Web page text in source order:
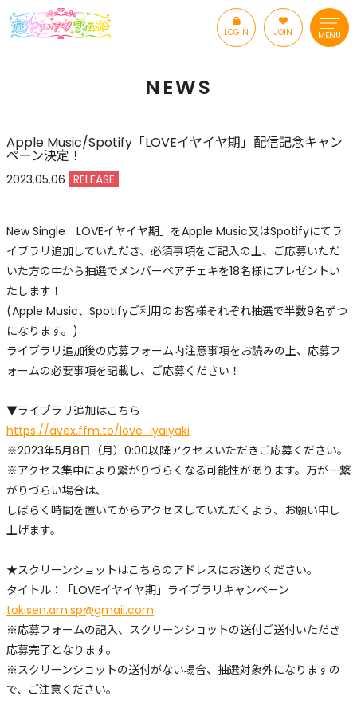
LOGIN JOIN MENU
NEWS
Apple Music/Spotify「LOVEイヤイヤ期」配信記念キャン
ペーン決定！
2023.05.06 RELEASE
New Single「LOVEイヤイヤ期」をApple Music又はSpotifyにてラ
イブラリ追加していただき、必須事項をご記入の上、ご応募いただ
いた方の中から抽選でメンバーペアチェキを18名様にプレゼントい
たします！
(Apple Music、Spotifyご利用のお客様それぞれ抽選で半数9名ずつ
になります。)
ライブラリ追加後の応募フォーム内注意事項をお読みの上、応募フ
ォームの必要事項を記載し、ご応募ください！
▼ライブラリ追加はこちら
https://avex.ffm.to/love_iyaiyaki
※2023年5月8日（月）0:00以降アクセスいただきご応募ください。
※アクセス集中により繋がりづらくなる可能性があります。万が一繋
がりづらい場合は、
しばらく時間を置いてからアクセスしていただくよう、お願い申し
上げます。
★スクリーンショットはこちらのアドレスにお送りください。
タイトル：「LOVEイヤイヤ期」ライブラリキャンペーン
tokisen.am.sp@gmail.com
※応募フォームの記入、スクリーンショットの送付ご送付いただき
応募完了となります。
※スクリーンショットの送付がない場合、抽選対象外になりますの
で、ご注意ください。